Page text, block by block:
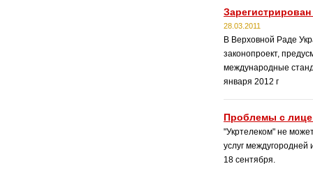
28.03.2011
В Верховной Раде
законопроект,
международные
января 2012 г
Проблемы с
"Укртелеком" не
услуг междугородней
18 сентября.